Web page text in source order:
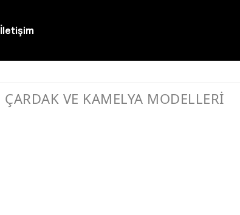
ÇARDAK VE KAMELYA MODELLERİ
İletişim